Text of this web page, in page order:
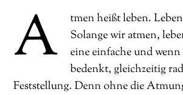
A
tmen heißt leben.
Solange wir atmen,
eine einfache und wenn
bedenkt, gleichzeitig
Feststellung. Denn ohne die